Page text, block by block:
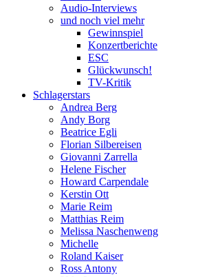
Audio-Interviews
und noch viel mehr
Gewinnspiel
Konzertberichte
ESC
Glückwunsch!
TV-Kritik
Schlagerstars
Andrea Berg
Andy Borg
Beatrice Egli
Florian Silbereisen
Giovanni Zarrella
Helene Fischer
Howard Carpendale
Kerstin Ott
Marie Reim
Matthias Reim
Melissa Naschenweng
Michelle
Roland Kaiser
Ross Antony